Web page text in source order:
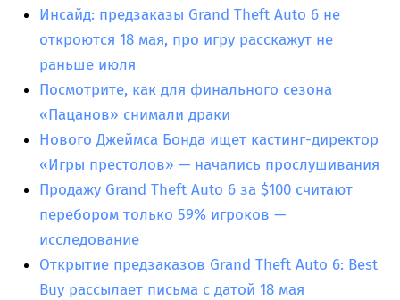
Инсайд: предзаказы Grand Theft Auto 6 не
откроются 18 мая, про игру расскажут не
раньше июля
Посмотрите, как для финального сезона
«Пацанов» снимали драки
Нового Джеймса Бонда ищет кастинг-директор
«Игры престолов» — начались прослушивания
Продажу Grand Theft Auto 6 за $100 считают
перебором только 59% игроков —
исследование
Открытие предзаказов Grand Theft Auto 6: Best
Buy рассылает письма с датой 18 мая